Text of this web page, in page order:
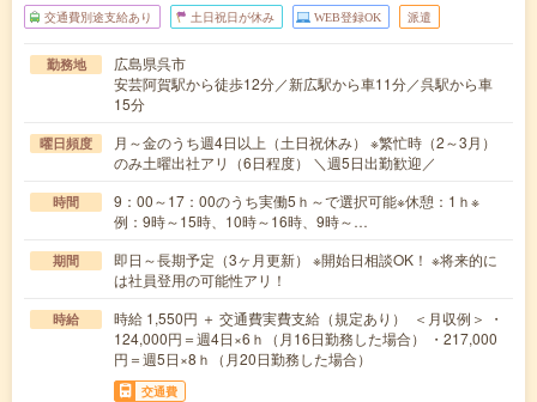
交通費別途支給あり 土日祝日が休み WEB登録OK 派遣
勤務地
広島県呉市
安芸阿賀駅から徒歩12分／新広駅から車11分／呉駅から車
15分
曜日頻度
月～金のうち週4日以上（土日祝休み） ※繁忙時（2～3月）
のみ土曜出社アリ（6日程度） ＼週5日出勤歓迎／
時間
9：00～17：00のうち実働5ｈ～で選択可能※休憩：1ｈ※
例：9時～15時、10時～16時、9時～…
期間
即日～長期予定（3ヶ月更新） ※開始日相談OK！ ※将来的に
は社員登用の可能性アリ！
時給
時給 1,550円 ＋ 交通費実費支給（規定あり） ＜月収例＞ ・
124,000円＝週4日×6ｈ（月16日勤務した場合） ・217,000
円＝週5日×8ｈ（月20日勤務した場合）
交通費